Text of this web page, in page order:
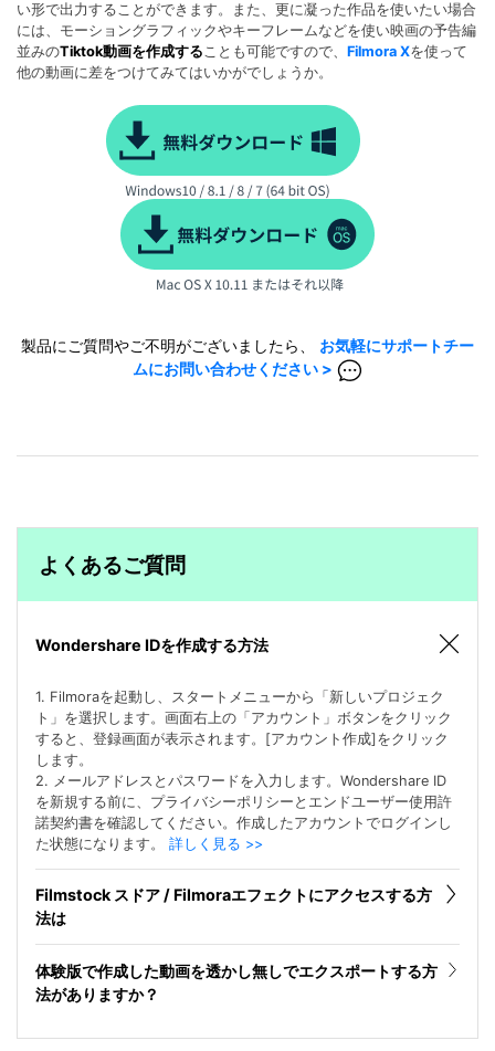
い形で出力することができます。また、更に凝った作品を使いたい場合
には、モーショングラフィックやキーフレームなどを使い映画の予告編
並みのTiktok動画を作成することも可能ですので、 Filmora Xを使って
他の動画に差をつけてみてはいかがでしょうか。
製品にご質問やご不明がございましたら、 お気軽にサポートチー
ムにお問い合わせください >
よくあるご質問
Wondershare IDを作成する方法
1. Filmoraを起動し、スタートメニューから「新しいプロジェク
ト」を選択します。画面右上の「アカウント」ボタンをクリック
すると、登録画面が表示されます。[アカウント作成]をクリック
します。
2. メールアドレスとパスワードを入力します。Wondershare ID
を新規する前に、プライバシーポリシーとエンドユーザー使用許
諾契約書を確認してください。作成したアカウントでログインし
た状態になります。 詳しく見る >>
Filmstock スドア / Filmoraエフェクトにアクセスする方
法は
体験版で作成した動画を透かし無しでエクスポートする方
法がありますか？